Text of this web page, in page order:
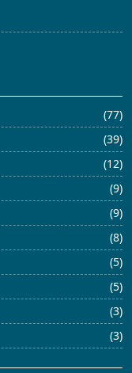
(77)
(39)
(12)
(9)
(9)
(8)
(5)
(5)
(3)
(3)